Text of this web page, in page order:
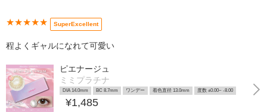
★★★★★ SuperExcellent
程よくギャルになれて可愛い
ピエナージュ
ミミプラチナ
DIA 14.0mm BC 8.7mm ワンデー 着色直径 13.0mm 度数 ±0.00~ -8.00
¥1,485